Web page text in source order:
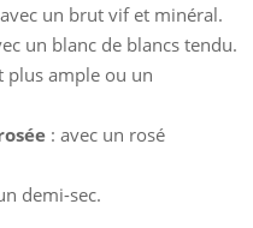
un brut vif et minéral.
un blanc de blancs tendu.
plus ample ou un
: avec un rosé
demi-sec.